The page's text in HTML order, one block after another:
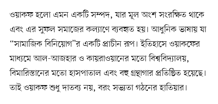
ওয়াকফ হলো এমন একটি সম্পদ, যার মূল অংশ সংরক্ষিত থাকে
এবং এর সুফল সমাজের কল্যাণে ব্যবহৃত হয়। আধুনিক ভাষায় যা
“সামাজিক বিনিয়োগ”র একটি প্রাচীন রূপ। ইতিহাসে ওয়াকফের
মাধ্যমে আল-আজহার ও কায়রাওয়ানের মতো বিশ্ববিদ্যালয়,
বিমারিস্তানের মতো হাসপাতাল এবং বহু গ্রন্থাগার প্রতিষ্ঠিত হয়েছে।
তাই ওয়াকফ শুধু দাতব্য নয়, বরং সভ্যতা গঠনের হাতিয়ার।